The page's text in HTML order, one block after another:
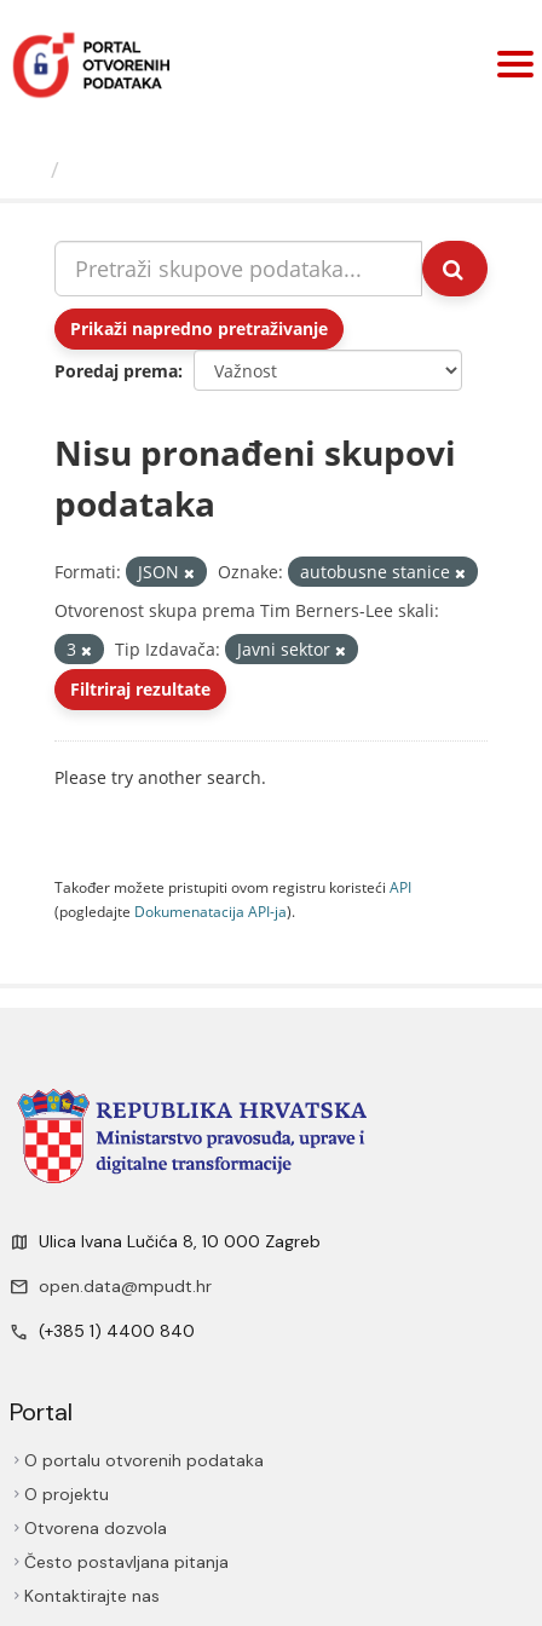
sadržaj
Prikaži napredno pretraživanje
Poredaj prema
Nisu pronađeni skupovi
podataka
Formati: JSON Oznake:
autobusne stanice
Otvorenost skupa prema Tim Berners-Lee skali:
3
Tip Izdavača:
Javni sektor
Filtriraj rezultate
Please try another search.
Također možete pristupiti ovom registru koristeći API
(pogledajte Dokumenаtаcijа API-jа).